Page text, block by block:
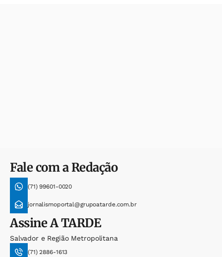
Fale com a Redação
(71) 99601-0020
jornalismoportal@grupoatarde.com.br
AssineA TARDE
Salvador e Região Metropolitana
(71) 2886-1613